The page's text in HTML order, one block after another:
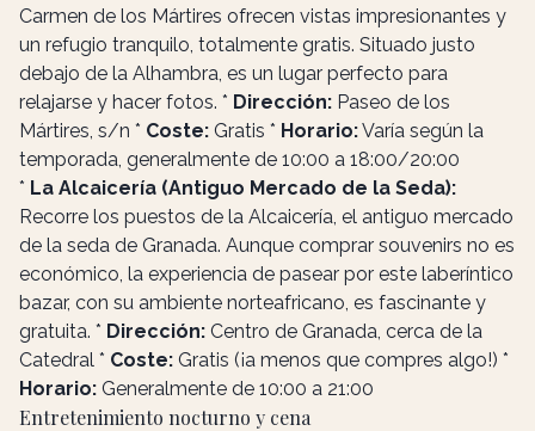
Carmen de los Mártires ofrecen vistas impresionantes y
un refugio tranquilo, totalmente gratis. Situado justo
debajo de la Alhambra, es un lugar perfecto para
relajarse y hacer fotos. * Dirección: Paseo de los
Mártires, s/n * Coste: Gratis * Horario:Varía según la
temporada, generalmente de 10:00 a 18:00/20:00
* La Alcaicería (Antiguo Mercado de la Seda):
Recorre los puestos de la Alcaicería, el antiguo mercado
de la seda de Granada. Aunque comprar souvenirs no es
económico, la experiencia de pasear por este laberíntico
bazar, con su ambiente norteafricano, es fascinante y
gratuita. * Dirección: Centro de Granada, cerca de la
Catedral * Coste: Gratis (¡a menos que compres algo!) *
Horario: Generalmente de 10:00 a 21:00
Entretenimiento nocturno y cena